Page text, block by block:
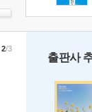
2/3
출판사